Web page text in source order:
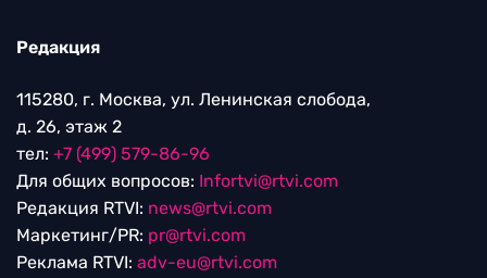
Редакция
115280, г. Москва, ул. Ленинская слобода,
д. 26, этаж 2
тел: +7 (499) 579-86-96
Для общих вопросов: Infortvi@rtvi.com
Редакция RTVI: news@rtvi.com
Маркетинг/PR: pr@rtvi.com
Реклама RTVI: adv-eu@rtvi.com